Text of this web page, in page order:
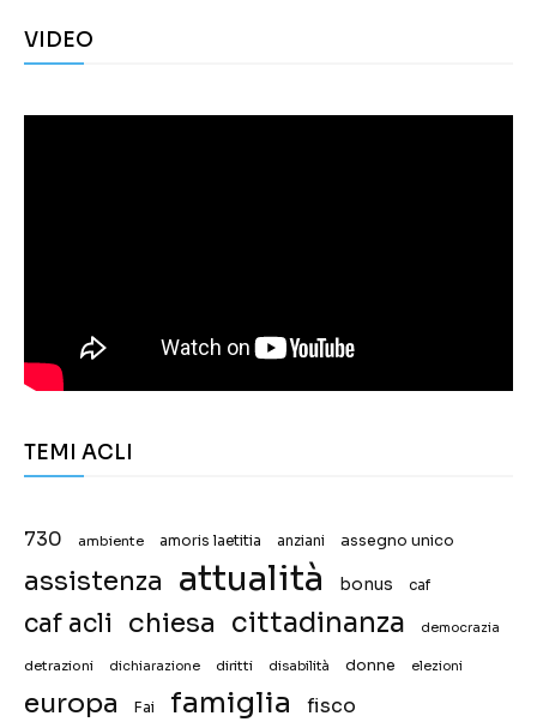
VIDEO
TEMI ACLI
730 ambiente amoris laetitia anziani assegno unico
assistenza attualità bonus caf
caf acli chiesa cittadinanza democrazia
detrazioni dichiarazione diritti disabilità donne elezioni
europa Fai famiglia fisco